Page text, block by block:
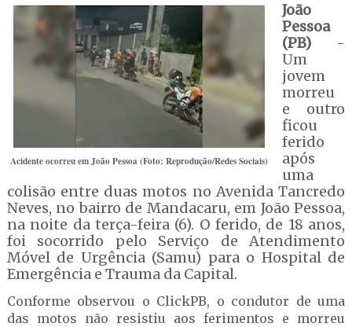
Acidente ocorreu em João Pessoa (Foto: Reprodução/Redes Sociais)
João
Pessoa
(PB)-
Um
jovem
morreu
e outro
ficou
ferido
após
uma
colisão entre duas motos no Avenida Tancredo
Neves, no bairro de Mandacaru, em João Pessoa,
na noite da terça-feira (6). O ferido, de 18 anos,
foi socorrido pelo Serviço de Atendimento
Móvel de Urgência (Samu) para o Hospital de
Emergência e Trauma da Capital.
Conforme observou o ClickPB, o condutor de uma
das motos não resistiu aos ferimentos e morreu